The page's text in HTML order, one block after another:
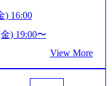
上成長を遂げるなど、
立案から業務改革、IT
で提供するコンサル
月時点で従業員数1,209
社員の人間力を強み
マーケティング事業
に、グローバルという
あろう 素直に心を開い
、謙虚な姿勢でウソ
) 16:00
) 19:00〜
View More